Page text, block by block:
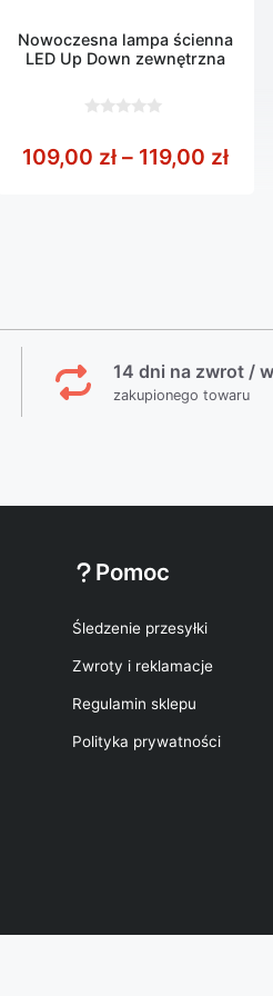
cen: od 569,00 zł do
Nowoczesna lampa ścienna
LED Up Down zewnętrzna
5
109,00 zł – 119,00 zł
14 dni na zwrot /
zakupionego towaru
Pomoc
Śledzenie przesyłki
Zwroty i reklamacje
Regulamin sklepu
Polityka prywatności